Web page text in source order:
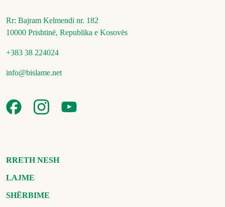
Rr: Bajram Kelmendi nr. 182
10000 Prishtinë, Republika e Kosovës
+383 38 224024
info@bislame.net
RRETH NESH
LAJME
SHËRBIME